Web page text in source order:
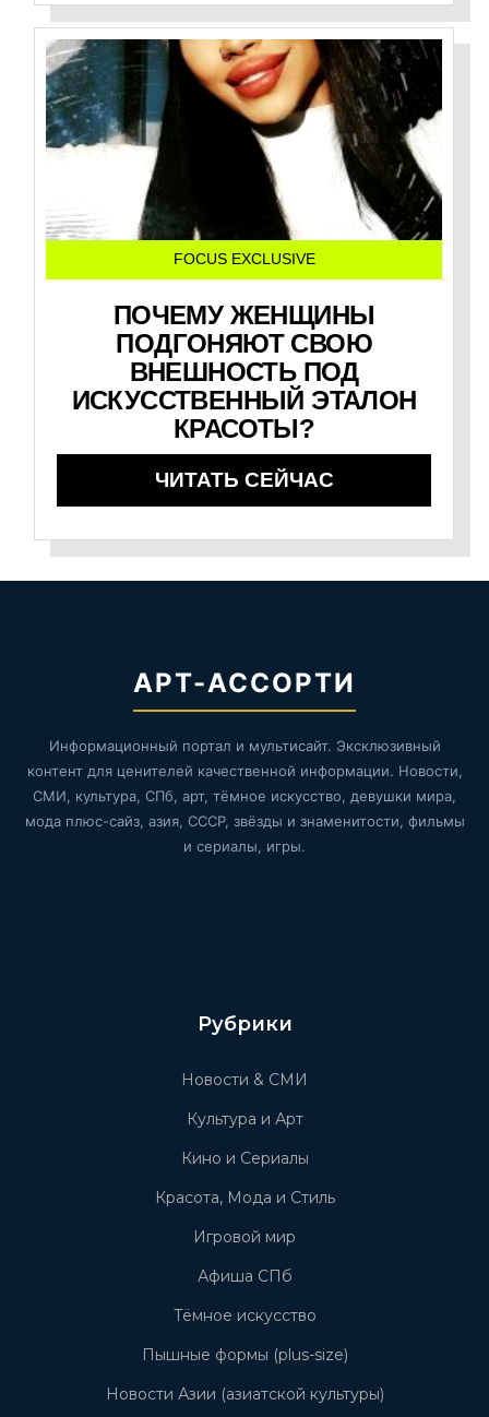
FOCUS EXCLUSIVE
ПОЧЕМУ ЖЕНЩИНЫ
ПОДГОНЯЮТ СВОЮ
ВНЕШНОСТЬ ПОД
ИСКУССТВЕННЫЙ ЭТАЛОН
КРАСОТЫ?
ЧИТАТЬ СЕЙЧАС
АРТ-АССОРТИ
Информационный портал и мультисайт. Эксклюзивный
контент для ценителей качественной информации. Новости,
СМИ, культура, СПб, арт, тёмное искусство, девушки мира,
мода плюс-сайз, азия, СССР, звёзды и знаменитости, фильмы
и сериалы, игры.
Рубрики
Новости & СМИ
Культура и Арт
Кино и Сериалы
Красота, Мода и Стиль
Игровой мир
Афиша СПб
Тёмное искусство
Пышные формы (plus-size)
Новости Азии (азиатской культуры)